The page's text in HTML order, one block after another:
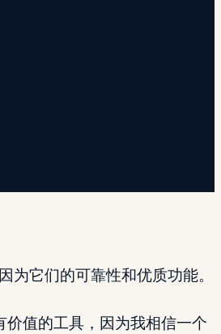
为它们的可靠性和优质功能。
价值的工具，因为我相信一个